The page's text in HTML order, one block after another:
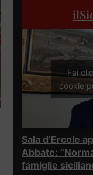
Fai
cookie
Sala d’Ercole
Abbate:
famiglie